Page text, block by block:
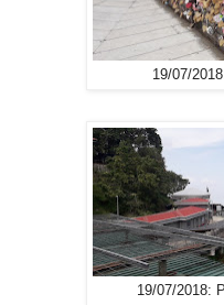
19/07/
19/07/2018: